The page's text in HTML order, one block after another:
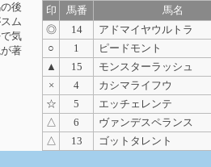
印 馬番
馬名
◎
14
アドマイヤウルトラ
○
1
ピードモント
▲
15
モンスターラッシュ
×
4
カシマライフウ
☆
5
エッチェレンテ
△
6
ヴァンデスペランス
△
13 ゴットタレント
後
ム
気
著